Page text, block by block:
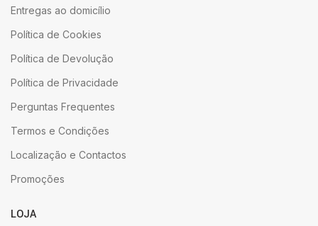
Entregas ao domicílio
Política de Cookies
Política de Devolução
Política de Privacidade
Perguntas Frequentes
Termos e Condições
Localização e Contactos
Promoções
LOJA